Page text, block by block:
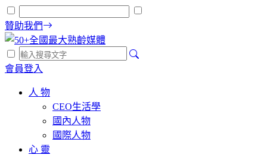
贊助我們
會員登入
人 物
CEO生活學
國內人物
國際人物
心 靈